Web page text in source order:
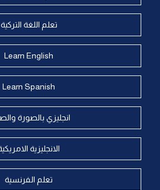
تعلم اللغة التركية
Learn English
Learn Spanish
انجليزي بالصورة
الانجليزية
تعلم الفرنسية